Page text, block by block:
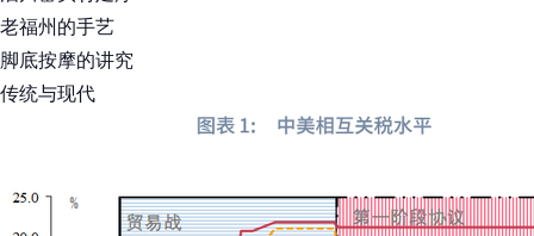
老福州的手艺
脚底按摩的讲究
传统与现代